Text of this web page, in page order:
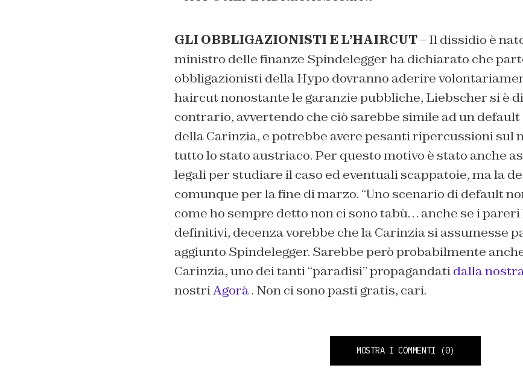
GLI OBBLIGAZIONISTI E L’HAIRCUT– Il dissidio è
ministro delle finanze Spindelegger ha dichiarato che
obbligazionisti della Hypo dovranno aderire
haircut nonostante le garanzie pubbliche, Liebscher si è
contrario, avvertendo che ciò sarebbe simile ad un
della Carinzia, e potrebbe avere pesanti ripercussioni sul
tutto lo stato austriaco. Per questo motivo è stato anche
legali per studiare il caso ed eventuali scappatoie, ma la
comunque per la fine di marzo. “Uno scenario di default
come ho sempre detto non ci sono tabù… anche se i pareri
definitivi, decenza vorebbe che la Carinzia si assumesse
aggiunto Spindelegger. Sarebbe però probabilmente
Carinzia, uno dei tanti “paradisi” propagandatidalla
nostriAgorà. Non ci sono pasti gratis, cari.
MOSTRA I COMMENTI (0)